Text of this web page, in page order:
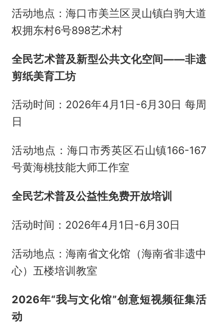
活动地点：海口市美兰区灵山镇白驹大道
权拥东村6号898艺术村
全民艺术普及新型公共文化空间——非遗
剪纸美育工坊
活动时间：2026年4月1日-6月30日 每周
日
活动地点：海口市秀英区石山镇166-167
号黄海桃技能大师工作室
全民艺术普及公益性免费开放培训
活动时间：2026年4月1日-6月30日
活动地点：海南省文化馆（海南省非遗中
心）五楼培训教室
2026年“我与文化馆”创意短视频征集活
动